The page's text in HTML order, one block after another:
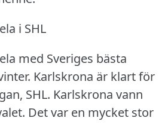
i SHL
med Sveriges bästa
Karlskrona är klart för
SHL. Karlskrona vann
Det var en mycket stor